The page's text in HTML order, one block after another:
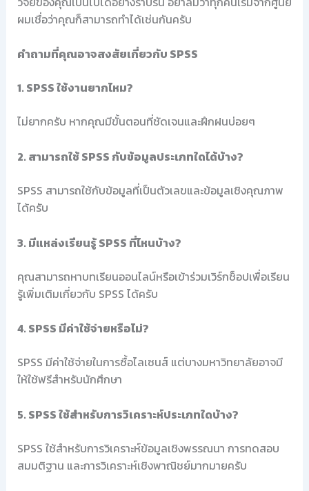
ผมเชื่อว่าคุณก็สามารถทำได้เช่นกันครับ
คำถามที่คุณอาจสงสัยเกี่ยวกับ SPSS
1. SPSS ใช้งานยากไหม?
ไม่ยากครับ หากคุณมีขั้นตอนที่ชัดเจนและฝึกฝนบ่อยๆ
2. สามารถใช้ SPSS กับข้อมูลประเภทใดได้บ้าง?
SPSS สามารถใช้กับข้อมูลที่เป็นตัวเลขและข้อมูลเชิงคุณภาพ
ได้ครับ
3. มีแหล่งเรียนรู้ SPSS ที่ไหนบ้าง?
คุณสามารถหาบทเรียนออนไลน์หรือเข้าร่วมเวิร์กช็อปเพื่อเรียน
รู้เพิ่มเติมเกี่ยวกับ SPSS ได้ครับ
4. SPSS มีค่าใช้จ่ายหรือไม่?
SPSS มีค่าใช้จ่ายในการซื้อไลเซนส์ แต่บางมหาวิทยาลัยอาจมี
ให้ใช้ฟรีสำหรับนักศึกษา
5. SPSS ใช้สำหรับการวิเคราะห์ประเภทใดบ้าง?
SPSS ใช้สำหรับการวิเคราะห์ข้อมูลเชิงพรรณนา การทดสอบ
สมมติฐาน และการวิเคราะห์เชิงพาณิชย์มากมายครับ